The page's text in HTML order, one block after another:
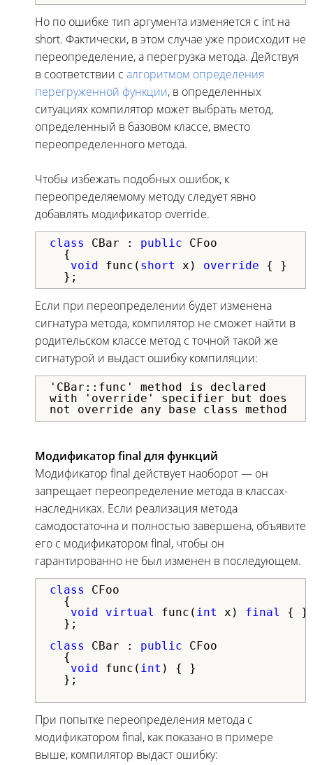
Но по ошибке тип аргумента изменяется с int на
short. Фактически, в этом случае уже происходит не
переопределение, а перегрузка метода. Действуя
в соответствии с алгоритмом определения
перегруженной функции, в определенных
ситуациях компилятор может выбрать метод,
определенный в базовом классе, вместо
переопределенного метода.
Чтобы избежать подобных ошибок, к
переопределяемому методу следует явно
добавлять модификатор override.
class CBar : public CFoo
{
void func( short x) override { }
};
Если при переопределении будет изменена
сигнатура метода, компилятор не сможет найти в
родительском классе метод с точной такой же
сигнатурой и выдаст ошибку компиляции:
'CBar::func' method is declared
with 'override' specifier but does
not override any base class method
Модификатор final для функций
Модификатор final действует наоборот — он
запрещает переопределение метода в классах-
наследниках. Если реализация метода
самодостаточна и полностью завершена, объявите
его с модификатором final, чтобы он
гарантированно не был изменен в последующем.
class
CFoo
{
void
virtual func( int x) final
{ }
};
class
CBar : public CFoo
{
void func( int ) { }
};
При попытке переопределения метода с
модификатором final, как показано в примере
выше, компилятор выдаст ошибку: